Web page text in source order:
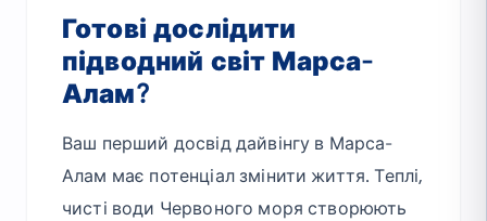
Готові дослідити
підводний світ Марса-
Алам?
Ваш перший досвід дайвінгу в Марса-
Алам має потенціал змінити життя. Теплі,
чисті води Червоного моря створюють